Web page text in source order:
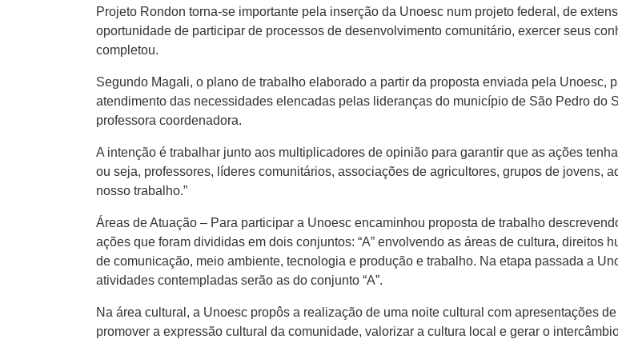
Projeto Rondon torna-se importante pela inserção da Unoesc num projeto federal, de
oportunidade de participar de processos de desenvolvimento comunitário, exercer seus
completou.
Segundo Magali, o plano de trabalho elaborado a partir da proposta enviada pela Unoesc,
atendimento das necessidades elencadas pelas lideranças do município de São Pedro do
professora coordenadora.
A intenção é trabalhar junto aos multiplicadores de opinião para garantir que as ações
ou seja, professores, líderes comunitários, associações de agricultores, grupos de jovens,
nosso trabalho.”
Áreas de Atuação – Para participar a Unoesc encaminhou proposta de trabalho
ações que foram divididas em dois conjuntos: “A” envolvendo as áreas de cultura, direitos
de comunicação, meio ambiente, tecnologia e produção e trabalho. Na etapa passada a
atividades contempladas serão as do conjunto “A”.
Na área cultural, a Unoesc propôs a realização de uma noite cultural com apresentações
promover a expressão cultural da comunidade, valorizar a cultura local e gerar o